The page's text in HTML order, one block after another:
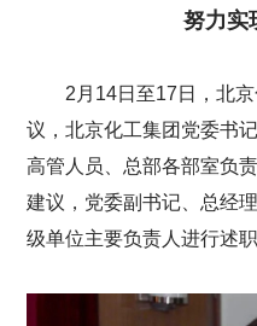
努力实
2月14日至17日，北
议，北京化工集团党委书
高管人员、总部各部室负
建议，党委副书记、总经
级单位主要负责人进行述职